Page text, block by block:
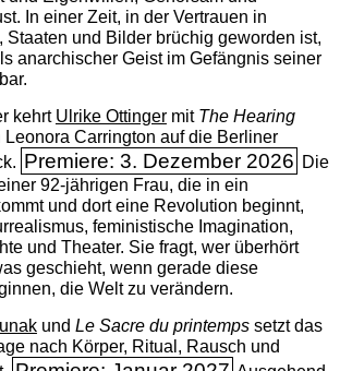
In einer Zeit, in der Vertrauen in
Staaten und Bilder brüchig geworden ist,
anarchischer Geist im Gefängnis seiner
kehrt Ulrike Ottingermit The ­Hearing
Carrington auf die Berliner
Premiere: 3. Dezember 2026 Die
92-jährigen Frau, die in ein
und dort eine Revolution beginnt,
feministische Imagination,
und Theater. Sie fragt, wer überhört
geschieht, wenn gerade diese
die Welt zu verändern.
und Le Sacre du printempssetzt das
nach Körper, Ritual, Rausch und